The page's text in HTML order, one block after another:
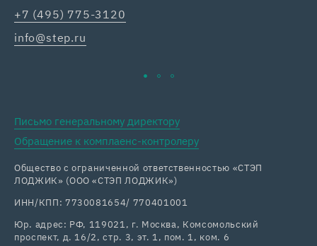
+7 (495) 775-3120
info@step.ru
Письмо генеральному директору
Обращение к комплаенс-контролеру
Общество с ограниченной ответственностью «СТЭП
ЛОДЖИК» (ООО «СТЭП ЛОДЖИК»)
ИНН/КПП: 7730081654/ 770401001
Юр. адрес: РФ, 119021, г. Москва, Комсомольский
проспект, д. 16/2, стр. 3, эт. 1, пом. 1, ком. 6